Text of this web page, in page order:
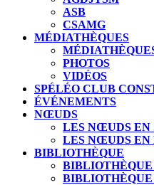
ASB
CSAMG
MÉDIATHÈQUES
PHOTOS
VIDÉOS
SPÉLÉO CLUB
ÉVÉNEMENTS
NŒUDS
LES NŒUDS EN
LES NŒUDS EN
BIBLIOTHÈQUE
BIBLIOTHÈQUE
BIBLIOTHÈQUE